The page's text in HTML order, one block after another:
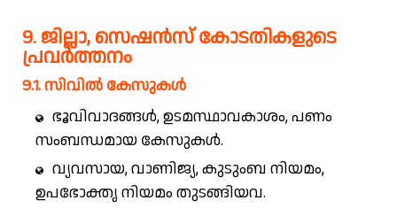
9. ജില്ലാ, സെഷൻസ് കോടതികളുടെ
പ്രവർത്തനം
9.1. സിവിൽ കേസുകൾ
ഭൂവിവാദങ്ങൾ, ഉടമസ്ഥാവകാശം, പണം
സംബന്ധമായ കേസുകൾ.
വ്യവസായ, വാണിജ്യ, കുടുംബ നിയമം,
ഉപഭോക്തൃ നിയമം തുടങ്ങിയവ.